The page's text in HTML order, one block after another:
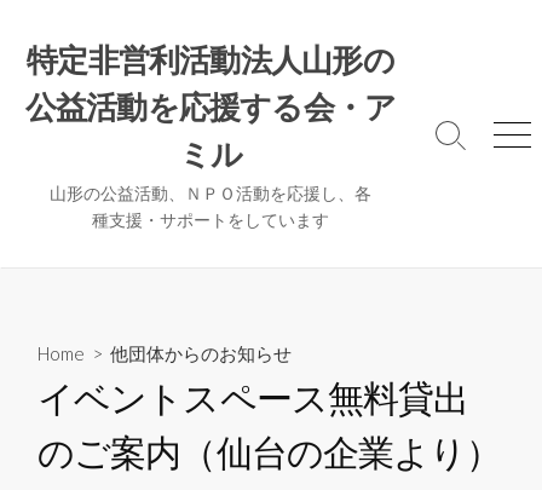
特定非営利活動法人山形の
公益活動を応援する会・ア
ミル
山形の公益活動、ＮＰＯ活動を応援し、各
種支援・サポートをしています
検
メ
Home > 他団体からのお知らせ
イベントスペース無料貸出
のご案内（仙台の企業より）